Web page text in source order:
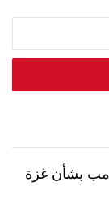
بشأن غزة